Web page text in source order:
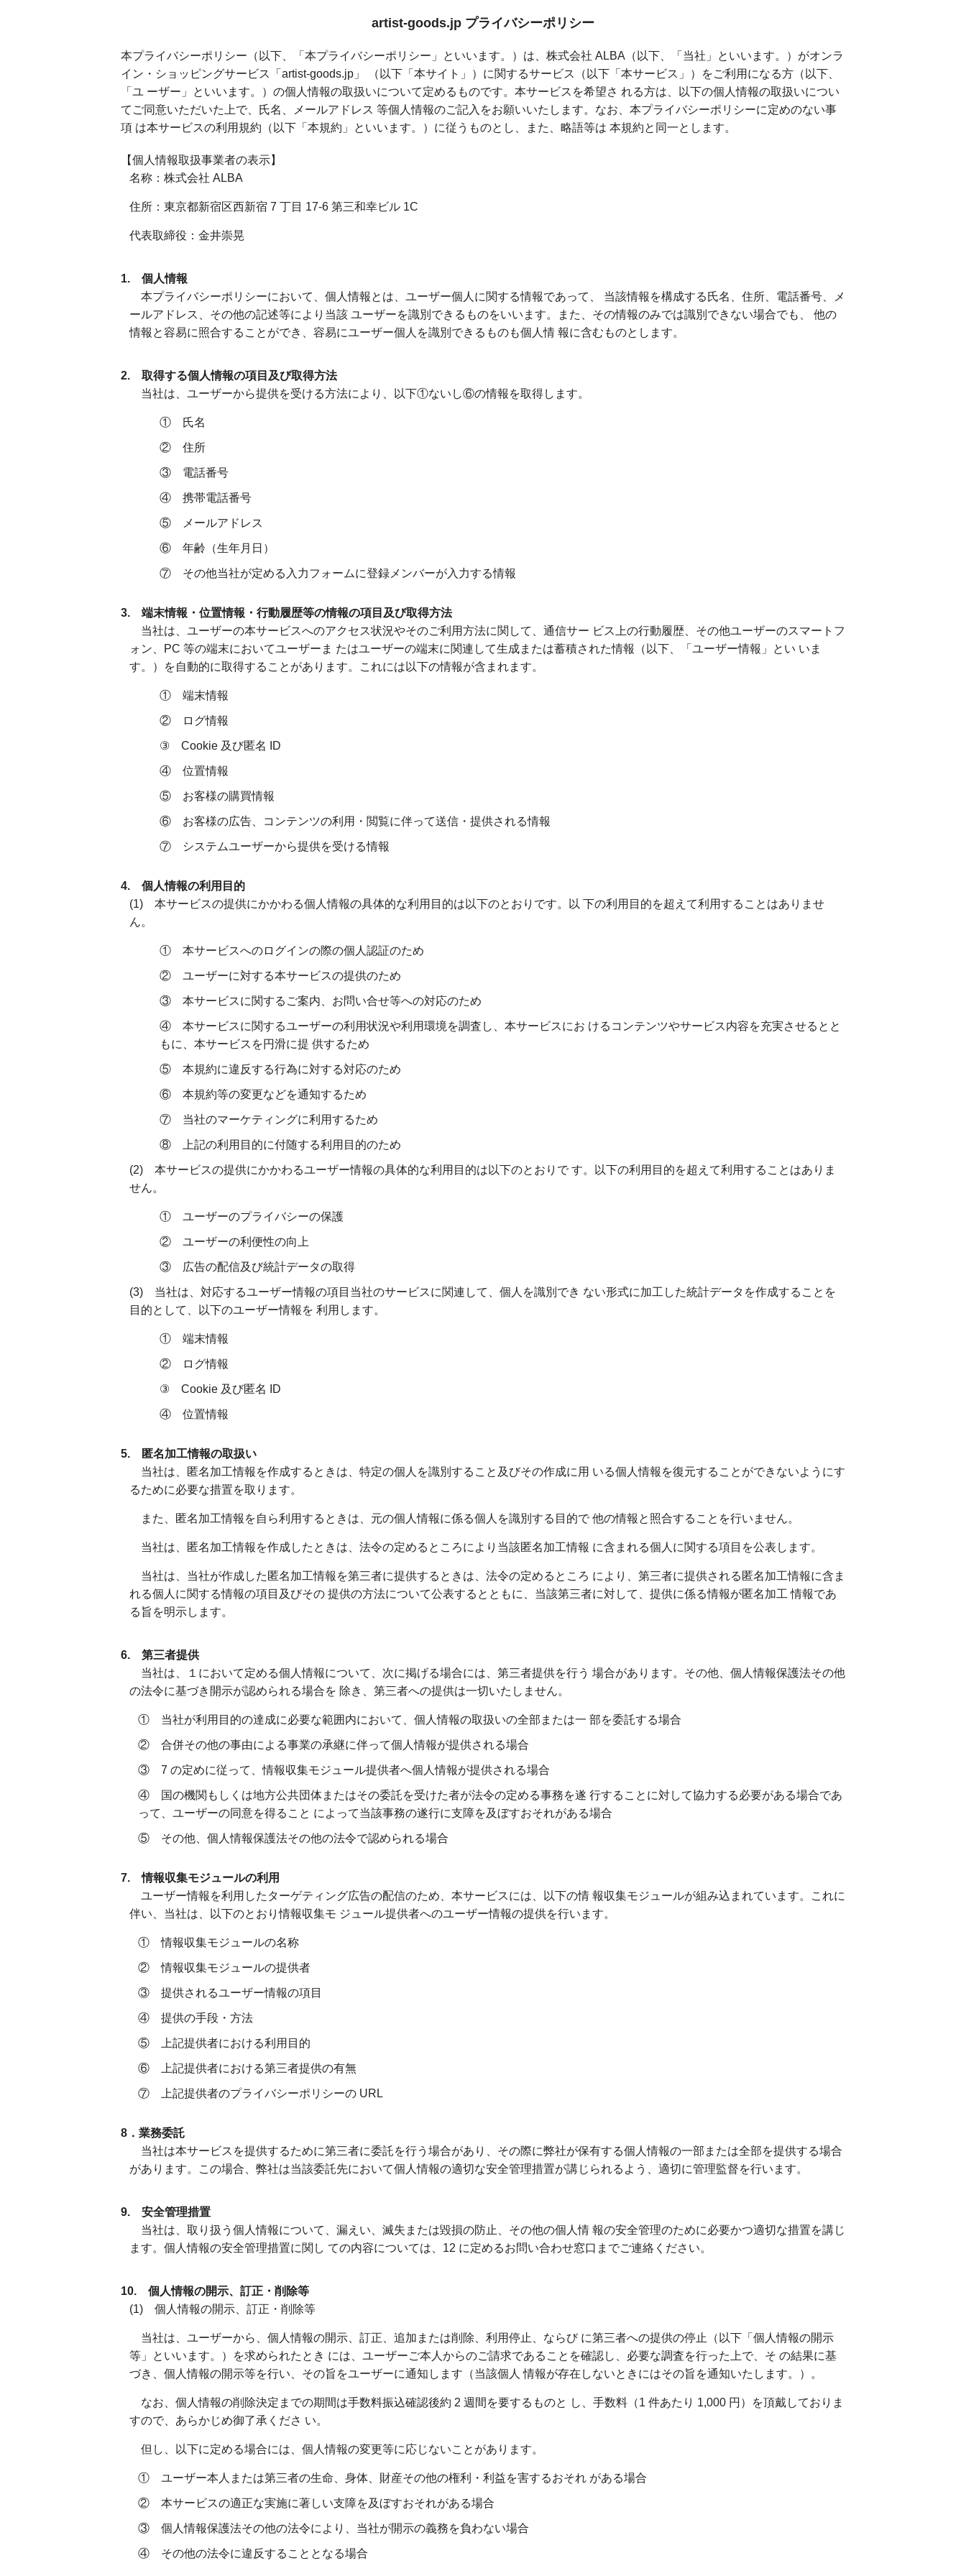
artist-goods.jp プライバシーポリシー
本プライバシーポリシー（以下、「本プライバシーポリシー」といいます。）は、株式会社 ALBA（以下、「当社」といいます。）がオンラ
イン・ショッピングサービス「artist-goods.jp」 （以下「本サイト」）に関するサービス（以下「本サービス」）をご利用になる方（以下、
「ユ ーザー」といいます。）の個人情報の取扱いについて定めるものです。本サービスを希望さ れる方は、以下の個人情報の取扱いについ
てご同意いただいた上で、氏名、メールアドレス 等個人情報のご記入をお願いいたします。なお、本プライバシーポリシーに定めのない事
項 は本サービスの利用規約（以下「本規約」といいます。）に従うものとし、また、略語等は 本規約と同一とします。
【個人情報取扱事業者の表示】
名称：株式会社 ALBA
住所：東京都新宿区西新宿 7 丁目 17-6 第三和幸ビル 1C
代表取締役：金井崇晃
1. 個人情報
本プライバシーポリシーにおいて、個人情報とは、ユーザー個人に関する情報であって、 当該情報を構成する氏名、住所、電話番号、メ
ールアドレス、その他の記述等により当該 ユーザーを識別できるものをいいます。また、その情報のみでは識別できない場合でも、 他の
情報と容易に照合することができ、容易にユーザー個人を識別できるものも個人情 報に含むものとします。
2. 取得する個人情報の項目及び取得方法
当社は、ユーザーから提供を受ける方法により、以下①ないし⑥の情報を取得します。
① 氏名
② 住所
③ 電話番号
④ 携帯電話番号
⑤ メールアドレス
⑥ 年齢（生年月日）
⑦ その他当社が定める入力フォームに登録メンバーが入力する情報
3. 端末情報・位置情報・行動履歴等の情報の項目及び取得方法
当社は、ユーザーの本サービスへのアクセス状況やそのご利用方法に関して、通信サー ビス上の行動履歴、その他ユーザーのスマートフ
ォン、PC 等の端末においてユーザーま たはユーザーの端末に関連して生成または蓄積された情報（以下、「ユーザー情報」とい いま
す。）を自動的に取得することがあります。これには以下の情報が含まれます。
① 端末情報
② ログ情報
③ Cookie 及び匿名 ID
④ 位置情報
⑤ お客様の購買情報
⑥ お客様の広告、コンテンツの利用・閲覧に伴って送信・提供される情報
⑦ システムユーザーから提供を受ける情報
4. 個人情報の利用目的
(1) 本サービスの提供にかかわる個人情報の具体的な利用目的は以下のとおりです。以 下の利用目的を超えて利用することはありませ
ん。
① 本サービスへのログインの際の個人認証のため
② ユーザーに対する本サービスの提供のため
③ 本サービスに関するご案内、お問い合せ等への対応のため
④ 本サービスに関するユーザーの利用状況や利用環境を調査し、本サービスにお けるコンテンツやサービス内容を充実させるとと
もに、本サービスを円滑に提 供するため
⑤ 本規約に違反する行為に対する対応のため
⑥ 本規約等の変更などを通知するため
⑦ 当社のマーケティングに利用するため
⑧ 上記の利用目的に付随する利用目的のため
(2) 本サービスの提供にかかわるユーザー情報の具体的な利用目的は以下のとおりで す。以下の利用目的を超えて利用することはありま
せん。
① ユーザーのプライバシーの保護
② ユーザーの利便性の向上
③ 広告の配信及び統計データの取得
(3) 当社は、対応するユーザー情報の項目当社のサービスに関連して、個人を識別でき ない形式に加工した統計データを作成することを
目的として、以下のユーザー情報を 利用します。
① 端末情報
② ログ情報
③ Cookie 及び匿名 ID
④ 位置情報
5. 匿名加工情報の取扱い
当社は、匿名加工情報を作成するときは、特定の個人を識別すること及びその作成に用 いる個人情報を復元することができないようにす
るために必要な措置を取ります。
また、匿名加工情報を自ら利用するときは、元の個人情報に係る個人を識別する目的で 他の情報と照合することを行いません。
当社は、匿名加工情報を作成したときは、法令の定めるところにより当該匿名加工情報 に含まれる個人に関する項目を公表します。
当社は、当社が作成した匿名加工情報を第三者に提供するときは、法令の定めるところ により、第三者に提供される匿名加工情報に含ま
れる個人に関する情報の項目及びその 提供の方法について公表するとともに、当該第三者に対して、提供に係る情報が匿名加工 情報であ
る旨を明示します。
6. 第三者提供
当社は、１において定める個人情報について、次に掲げる場合には、第三者提供を行う 場合があります。その他、個人情報保護法その他
の法令に基づき開示が認められる場合を 除き、第三者への提供は一切いたしません。
① 当社が利用目的の達成に必要な範囲内において、個人情報の取扱いの全部または一 部を委託する場合
② 合併その他の事由による事業の承継に伴って個人情報が提供される場合
③ 7 の定めに従って、情報収集モジュール提供者へ個人情報が提供される場合
④ 国の機関もしくは地方公共団体またはその委託を受けた者が法令の定める事務を遂 行することに対して協力する必要がある場合であ
って、ユーザーの同意を得ること によって当該事務の遂行に支障を及ぼすおそれがある場合
⑤ その他、個人情報保護法その他の法令で認められる場合
7. 情報収集モジュールの利用
ユーザー情報を利用したターゲティング広告の配信のため、本サービスには、以下の情 報収集モジュールが組み込まれています。これに
伴い、当社は、以下のとおり情報収集モ ジュール提供者へのユーザー情報の提供を行います。
① 情報収集モジュールの名称
② 情報収集モジュールの提供者
③ 提供されるユーザー情報の項目
④ 提供の手段・方法
⑤ 上記提供者における利用目的
⑥ 上記提供者における第三者提供の有無
⑦ 上記提供者のプライバシーポリシーの URL
8．業務委託
当社は本サービスを提供するために第三者に委託を行う場合があり、その際に弊社が保有する個人情報の一部または全部を提供する場合
があります。この場合、弊社は当該委託先において個人情報の適切な安全管理措置が講じられるよう、適切に管理監督を行います。
9. 安全管理措置
当社は、取り扱う個人情報について、漏えい、滅失または毀損の防止、その他の個人情 報の安全管理のために必要かつ適切な措置を講じ
ます。個人情報の安全管理措置に関し ての内容については、12 に定めるお問い合わせ窓口までご連絡ください。
10. 個人情報の開示、訂正・削除等
(1) 個人情報の開示、訂正・削除等
当社は、ユーザーから、個人情報の開示、訂正、追加または削除、利用停止、ならび に第三者への提供の停止（以下「個人情報の開示
等」といいます。）を求められたとき には、ユーザーご本人からのご請求であることを確認し、必要な調査を行った上で、そ の結果に基
づき、個人情報の開示等を行い、その旨をユーザーに通知します（当該個人 情報が存在しないときにはその旨を通知いたします。）。
なお、個人情報の削除決定までの期間は手数料振込確認後約 2 週間を要するものと し、手数料（1 件あたり 1,000 円）を頂戴しておりま
すので、あらかじめ御了承くださ い。
但し、以下に定める場合には、個人情報の変更等に応じないことがあります。
① ユーザー本人または第三者の生命、身体、財産その他の権利・利益を害するおそれ がある場合
② 本サービスの適正な実施に著しい支障を及ぼすおそれがある場合
③ 個人情報保護法その他の法令により、当社が開示の義務を負わない場合
④ その他の法令に違反することとなる場合